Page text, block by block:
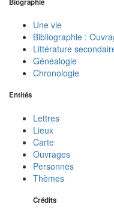
Une vie
Bibliographie :
Littérature
Généalogie
Chronologie
Entités
Lettres
Lieux
Carte
Ouvrages
Personnes
Thèmes
Crédits